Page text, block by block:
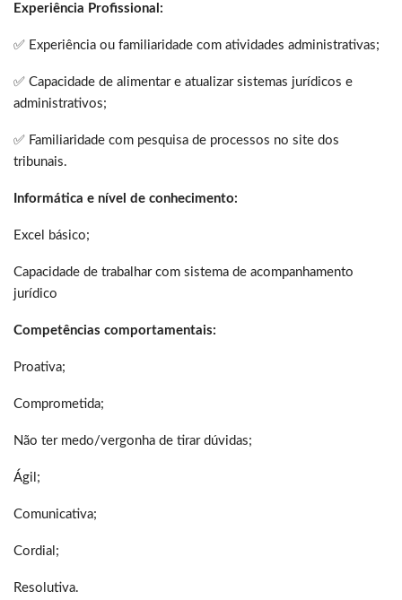
Experiência Profissional:
✅ Experiência ou familiaridade com atividades administrativas;
✅ Capacidade de alimentar e atualizar sistemas jurídicos e
administrativos;
✅ Familiaridade com pesquisa de processos no site dos
tribunais.
Informática e nível de conhecimento:
Excel básico;
Capacidade de trabalhar com sistema de acompanhamento
jurídico
Competências comportamentais:
Proativa;
Comprometida;
Não ter medo/vergonha de tirar dúvidas;
Ágil;
Comunicativa;
Cordial;
Resolutiva.